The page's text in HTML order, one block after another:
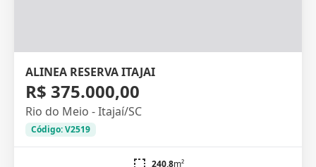
ALINEA RESERVA ITAJAI
R$ 375.000,00
Rio do Meio - Itajaí/SC
Código: V2519
240,8m²